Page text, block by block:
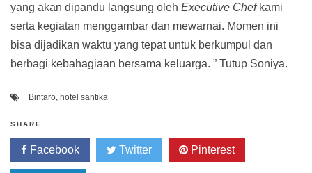
yang akan dipandu langsung oleh Executive Chefkami
serta kegiatan menggambar dan mewarnai. Momen ini
bisa dijadikan waktu yang tepat untuk berkumpul dan
berbagi kebahagiaan bersama keluarga. ” Tutup Soniya.
Bintaro hotel santika
SHARE
Facebook Twitter Pinterest